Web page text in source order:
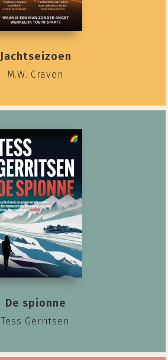
Jachtseizoen
M.W. Craven
De spionne
Tess Gerritsen